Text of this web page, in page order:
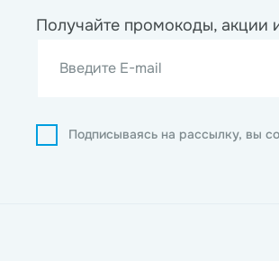
Получайте промокоды, акции
Введите E-mail
Подписываясь на рассылку, вы